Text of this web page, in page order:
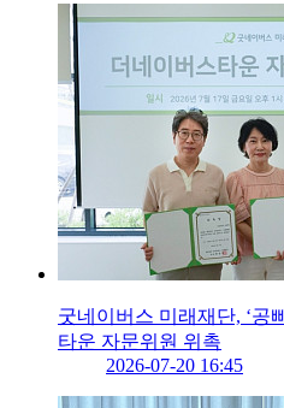
굿네이버스 미래재단, ‘공
타운 자문위원 위촉
2026-07-20 16:45